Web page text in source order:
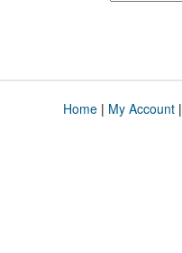
Home| My Account|